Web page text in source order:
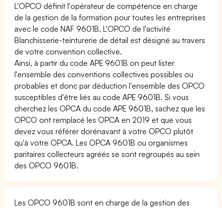
L'OPCO définit l'opérateur de compétence en charge
de la gestion de la formation pour toutes les entreprises
avec le code NAF 9601B. L'OPCO de l'activité
Blanchisserie-teinturerie de détail est désigné au travers
de votre convention collective.
Ainsi, à partir du code APE 9601B on peut lister
l'ensemble des conventions collectives possibles ou
probables et donc par déduction l'ensemble des OPCO
susceptibles d'être liés au code APE 9601B. Si vous
cherchez les OPCA du code APE 9601B, sachez que les
OPCO ont remplacé les OPCA en 2019 et que vous
devez vous référer dorénavant à votre OPCO plutôt
qu'à votre OPCA. Les OPCA 9601B ou organismes
paritaires collecteurs agréés se sont regroupés au sein
des OPCO 9601B.
Les OPCO 9601B sont en charge de la gestion des